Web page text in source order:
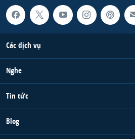
Các dịch vụ
Nghe
Tin tức
Blog